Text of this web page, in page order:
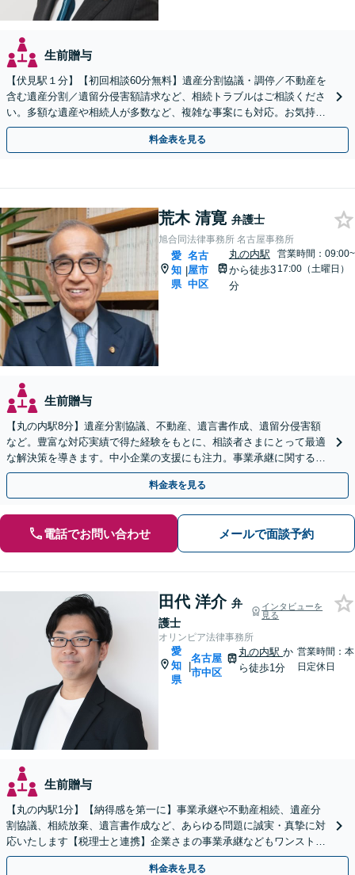
生前贈与
【伏見駅１分】【初回相談60分無料】遺産分割協議・調停／不動産を
含む遺産分割／遺留分侵害額請求など、相続トラブルはご相談くださ
い。多額な遺産や相続人が多数など、複雑な事案にも対応。お気持ち
やご意向に寄り添いながら、最善の解決を目指します
料金表を見る
荒木 清寛 弁護士
旭合同法律事務所 名古屋事務所
愛
知
県
|
名古
屋市
中区
丸の内駅
から徒歩3
分
営業時間：09:00~
17:00（土曜日）
生前贈与
【丸の内駅8分】遺産分割協議、不動産、遺言書作成、遺留分侵害額
など。豊富な対応実績で得た経験をもとに、相談者さまにとって最適
な解決策を導きます。中小企業の支援にも注力。事業承継に関する内
容もお気軽にご相談ください【初回面談無料】
料金表を見る
電話でお問い合わせ メールで面談予約
田代 洋介 弁
護士
インタビューを
見る
オリンピア法律事務所
愛
知
県
|
名古屋
市中区
丸の内駅か
ら徒歩1分
営業時間：本
日定休日
生前贈与
【丸の内駅1分】【納得感を第一に】事業承継や不動産相続、遺産分
割協議、相続放棄、遺言書作成など、あらゆる問題に誠実・真摯に対
応いたします【税理士と連携】企業さまの事業承継などもワンストッ
プで解決いたします【夜間・休日対応】
料金表を見る